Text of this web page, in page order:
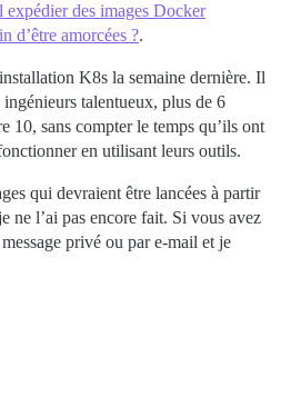
expédier des images Docker
d’être amorcées ?.
K8s la semaine dernière. Il
talentueux, plus de 6
10, sans compter le temps qu’ils ont
en utilisant leurs outils.
qui devraient être lancées à partir
ne l’ai pas encore fait. Si vous avez
privé ou par e-mail et je